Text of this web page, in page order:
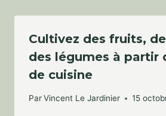
Cultivez des fruits,
des légumes à partir
de cuisine
ParVincent Le Jardinier 15